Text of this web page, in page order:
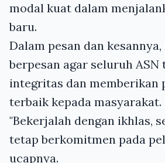
modal kuat dalam
baru.
Dalam pesan dan
berpesan agar seluruh ASN
integritas dan memberikan
terbaik kepada masyarakat.
"Bekerjalah dengan ikhlas,
tetap berkomitmen pada
ucapnya.